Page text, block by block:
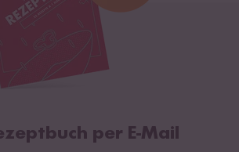
per E-Mail